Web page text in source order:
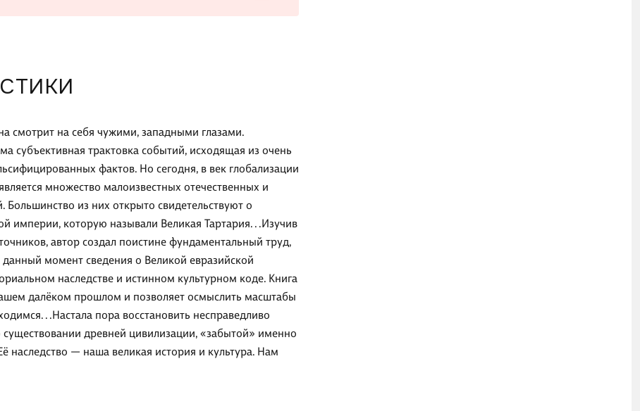
смотрит на себя чужими, западными глазами.
субъективная трактовка событий, исходящая из очень
фактов. Но сегодня, в век глобализации
множество малоизвестных отечественных и
из них открыто свидетельствуют о
империи, которую называли Великая Тартария. . .Изучив
автор создал поистине фундаментальный труд,
момент сведения о Великой евразийской
наследстве и истинном культурном коде. Книга
далёком прошлом и позволяет осмыслить масштабы
. .Настала пора восстановить несправедливо
древней цивилизации, «забытой» именно
наследство — наша великая история и культура. Нам